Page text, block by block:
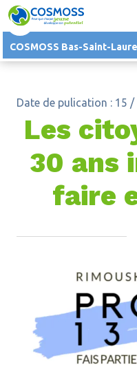
COSMOSS Bas-Saint-
Date de pulication : 15 /
Les
30 ans
faire